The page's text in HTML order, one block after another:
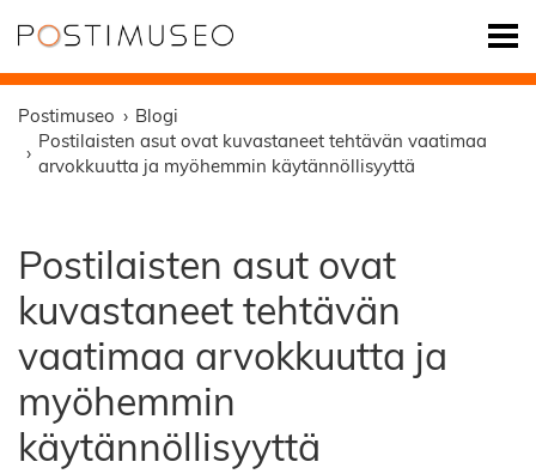
Postimuseo
Blogi
Postilaisten asut ovat kuvastaneet tehtävän vaatimaa
arvokkuutta ja myöhemmin käytännöllisyyttä
Postilaisten asut ovat
kuvastaneet tehtävän
vaatimaa arvokkuutta ja
myöhemmin
käytännöllisyyttä